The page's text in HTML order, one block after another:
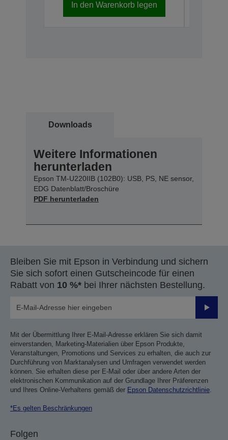
In den Warenkorb legen
Downloads
Weitere Informationen
herunterladen
Epson TM-U220IIB (102B0): USB, PS, NE sensor,
EDG Datenblatt/Broschüre
PDF herunterladen
Bleiben Sie mit Epson in Verbindung und sichern
Sie sich sofort einen Gutscheincode für einen
Rabatt von 10 %* bei Ihrer nächsten Bestellung.
Mit der Übermittlung Ihrer E-Mail-Adresse erklären Sie sich damit
einverstanden, Marketing-Materialien über Epson Produkte,
Veranstaltungen, Promotions und Services zu erhalten, die auch zur
Durchführung von Marktanalysen und Umfragen verwendet werden
können. Sie erhalten diese per E-Mail oder über andere Arten der
elektronischen Kommunikation auf der Grundlage Ihrer Präferenzen
und Ihres Online-Verhaltens gemäß der Epson Datenschutzrichtlinie.
*Es gelten Beschränkungen
Folgen